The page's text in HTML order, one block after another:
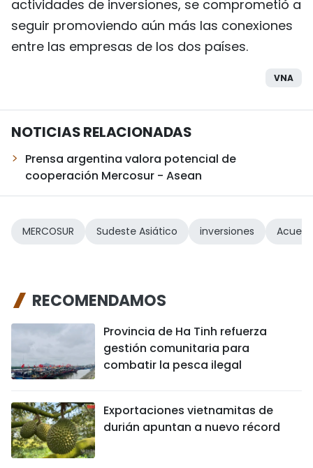
actividades de inversiones, se comprometió a
seguir promoviendo aún más las conexiones
entre las empresas de los dos países.
VNA
NOTICIAS RELACIONADAS
Prensa argentina valora potencial de
cooperación Mercosur - Asean
MERCOSUR Sudeste Asiático inversiones
RECOMENDAMOS
Provincia de Ha Tinh refuerza
gestión comunitaria para
combatir la pesca ilegal
Exportaciones vietnamitas de
durián apuntan a nuevo récord